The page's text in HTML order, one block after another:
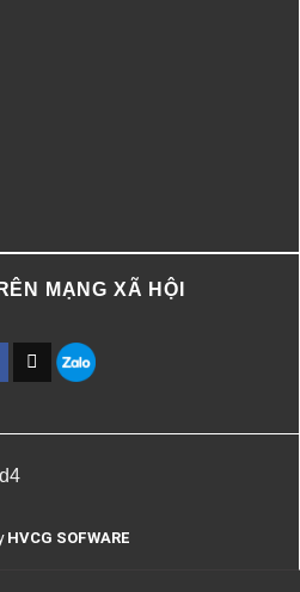
MẠNG XÃ HỘI
HVCG SOFWARE